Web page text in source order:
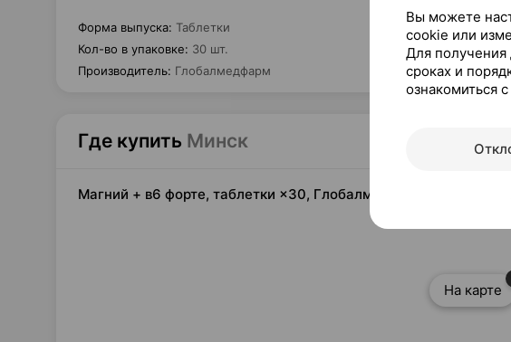
Форма выпуска: Таблетки
Кол-во в упаковке: 30 шт.
Производитель: Глобалмедфарм
Где купить Минск
Магний + в6 форте, таблетки ×30, Глобалмедфарм Россия
На карте
Вы можете
cookie или
Для
сроках и
ознакомиться